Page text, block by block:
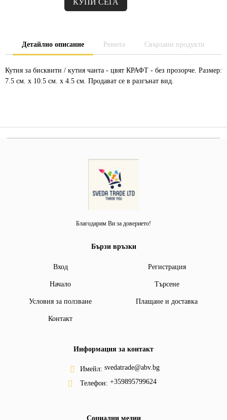
Детайлно описание Ревюта Свързани продукти
Кутия за бисквити / кутия чанта - цвят КРАФТ - без прозорче. Размер:
7.5 см. х 10.5 см. х 4.5 см. Продават се в разгънат вид.
Благодарим Ви за доверието!
Бързи връзки
Вход Регистрация
Начало Търсене
Условия за ползване Плащане и доставка
Контакт
Информация за контакт
Имейл: svedatrade@abv.bg
Телефон: +359895799624
Социални медии